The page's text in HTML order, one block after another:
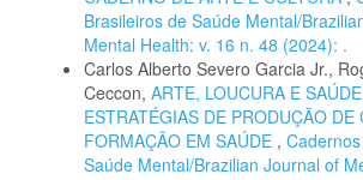
Brasileiros de Saúde Mental/
Mental Health: v. 16 n. 48 (2024): .
Carlos Alberto Severo Garcia Jr.,
Ceccon, ARTE, LOUCURA E
ESTRATÉGIAS DE PRODUÇÃO DE
FORMAÇÃO EM SAÚDE ,
Saúde Mental/Brazilian Journal of